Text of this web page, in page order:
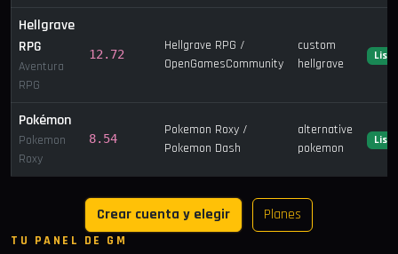
Hellgrave
RPG
Aventura
RPG
12.72
Hellgrave RPG /
OpenGamesCommunity
custom
hellgrave
Listo
Pokémon
Pokemon
Roxy
8.54
Pokemon Roxy /
Pokemon Dash
alternative
pokemon
Listo
Crear cuenta y elegir Planes
TU PANEL DE GM